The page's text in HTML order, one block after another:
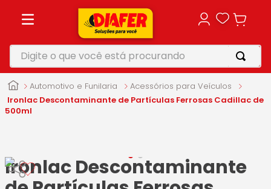
Digite o que você está procurando
Automotivo e Funilaria
Acessórios para Veículos
Ironlac Descontaminante de Partículas Ferrosas Cadillac de
500ml
Ironlac Descontaminante
1º
motosserra
4
furadeira
5º makita